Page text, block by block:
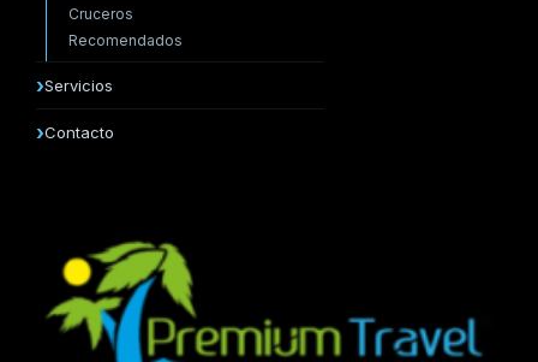
Cruceros
Recomendados
Servicios
Contacto